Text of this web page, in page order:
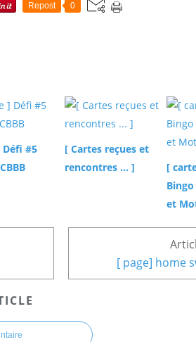
Repost 0
#5
[ Cartes reçues et
rencontres ... ]
[
et
[ page] home